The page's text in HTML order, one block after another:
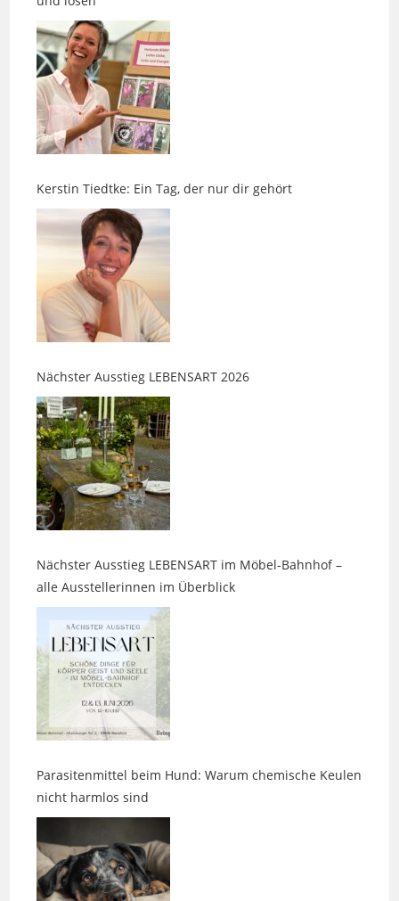
Kerstin Tiedtke: Ein Tag, der nur dir gehört
Nächster Ausstieg LEBENSART 2026
Nächster Ausstieg LEBENSART im Möbel-Bahnhof –
Parasitenmittel beim Hund: Warum chemische Keulen